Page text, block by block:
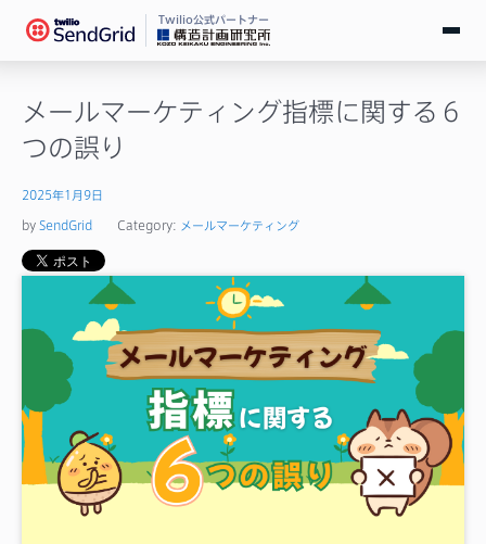
Twilio公式パートナー
SendGridとは
料金
導入事例
お役立ち情報
ドキュメント
サポート
メールマーケティング指標に関する６
つの誤り
2025年1月9日
by SendGrid Category: メールマーケティング